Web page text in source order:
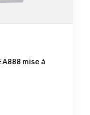
mise à